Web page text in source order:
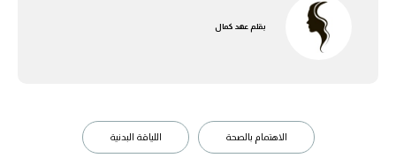
بقلمعهد كمال
الاهتمام بالصحة اللياقة البدنية